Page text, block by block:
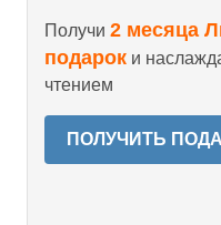
Получи 2 месяца
подарок и
чтением
ПОЛУЧИТЬ